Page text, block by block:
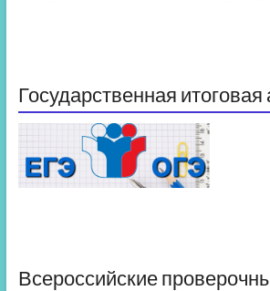
Государственная итоговая
Всероссийские